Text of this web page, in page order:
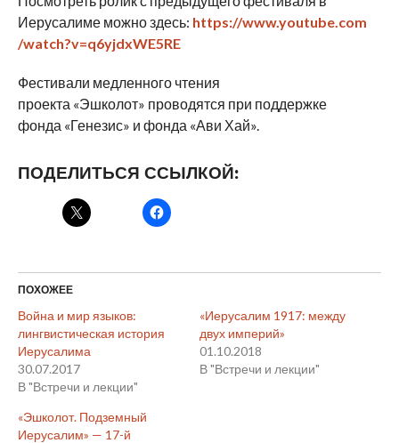
Иерусалиме можно здесь: https://www.youtube.com
/watch?v=q6yjdxWE5RE
Фестивали медленного чтения
проекта «Эшколот» проводятся при поддержке
фонда «Генезис» и фонда «Ави Хай».
ПОДЕЛИТЬСЯ ССЫЛКОЙ:
ПОХОЖЕЕ
Война и мир языков:
лингвистическая история
Иерусалима
30.07.2017
В "Встречи и лекции"
«Иерусалим 1917: между
двух империй»
01.10.2018
В "Встречи и лекции"
«Эшколот. Подземный
Иерусалим» — 17-й